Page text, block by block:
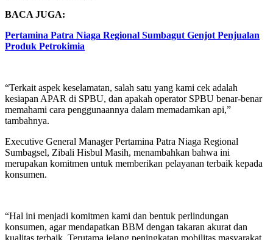
BACA JUGA:
Pertamina Patra Niaga Regional Sumbagut Genjot Penjualan
Produk Petrokimia
“Terkait aspek keselamatan, salah satu yang kami cek adalah
kesiapan APAR di SPBU, dan apakah operator SPBU benar-benar
memahami cara penggunaannya dalam memadamkan api,”
tambahnya.
Executive General Manager Pertamina Patra Niaga Regional
Sumbagsel, Zibali Hisbul Masih, menambahkan bahwa ini
merupakan komitmen untuk memberikan pelayanan terbaik kepada
konsumen.
“Hal ini menjadi komitmen kami dan bentuk perlindungan
konsumen, agar mendapatkan BBM dengan takaran akurat dan